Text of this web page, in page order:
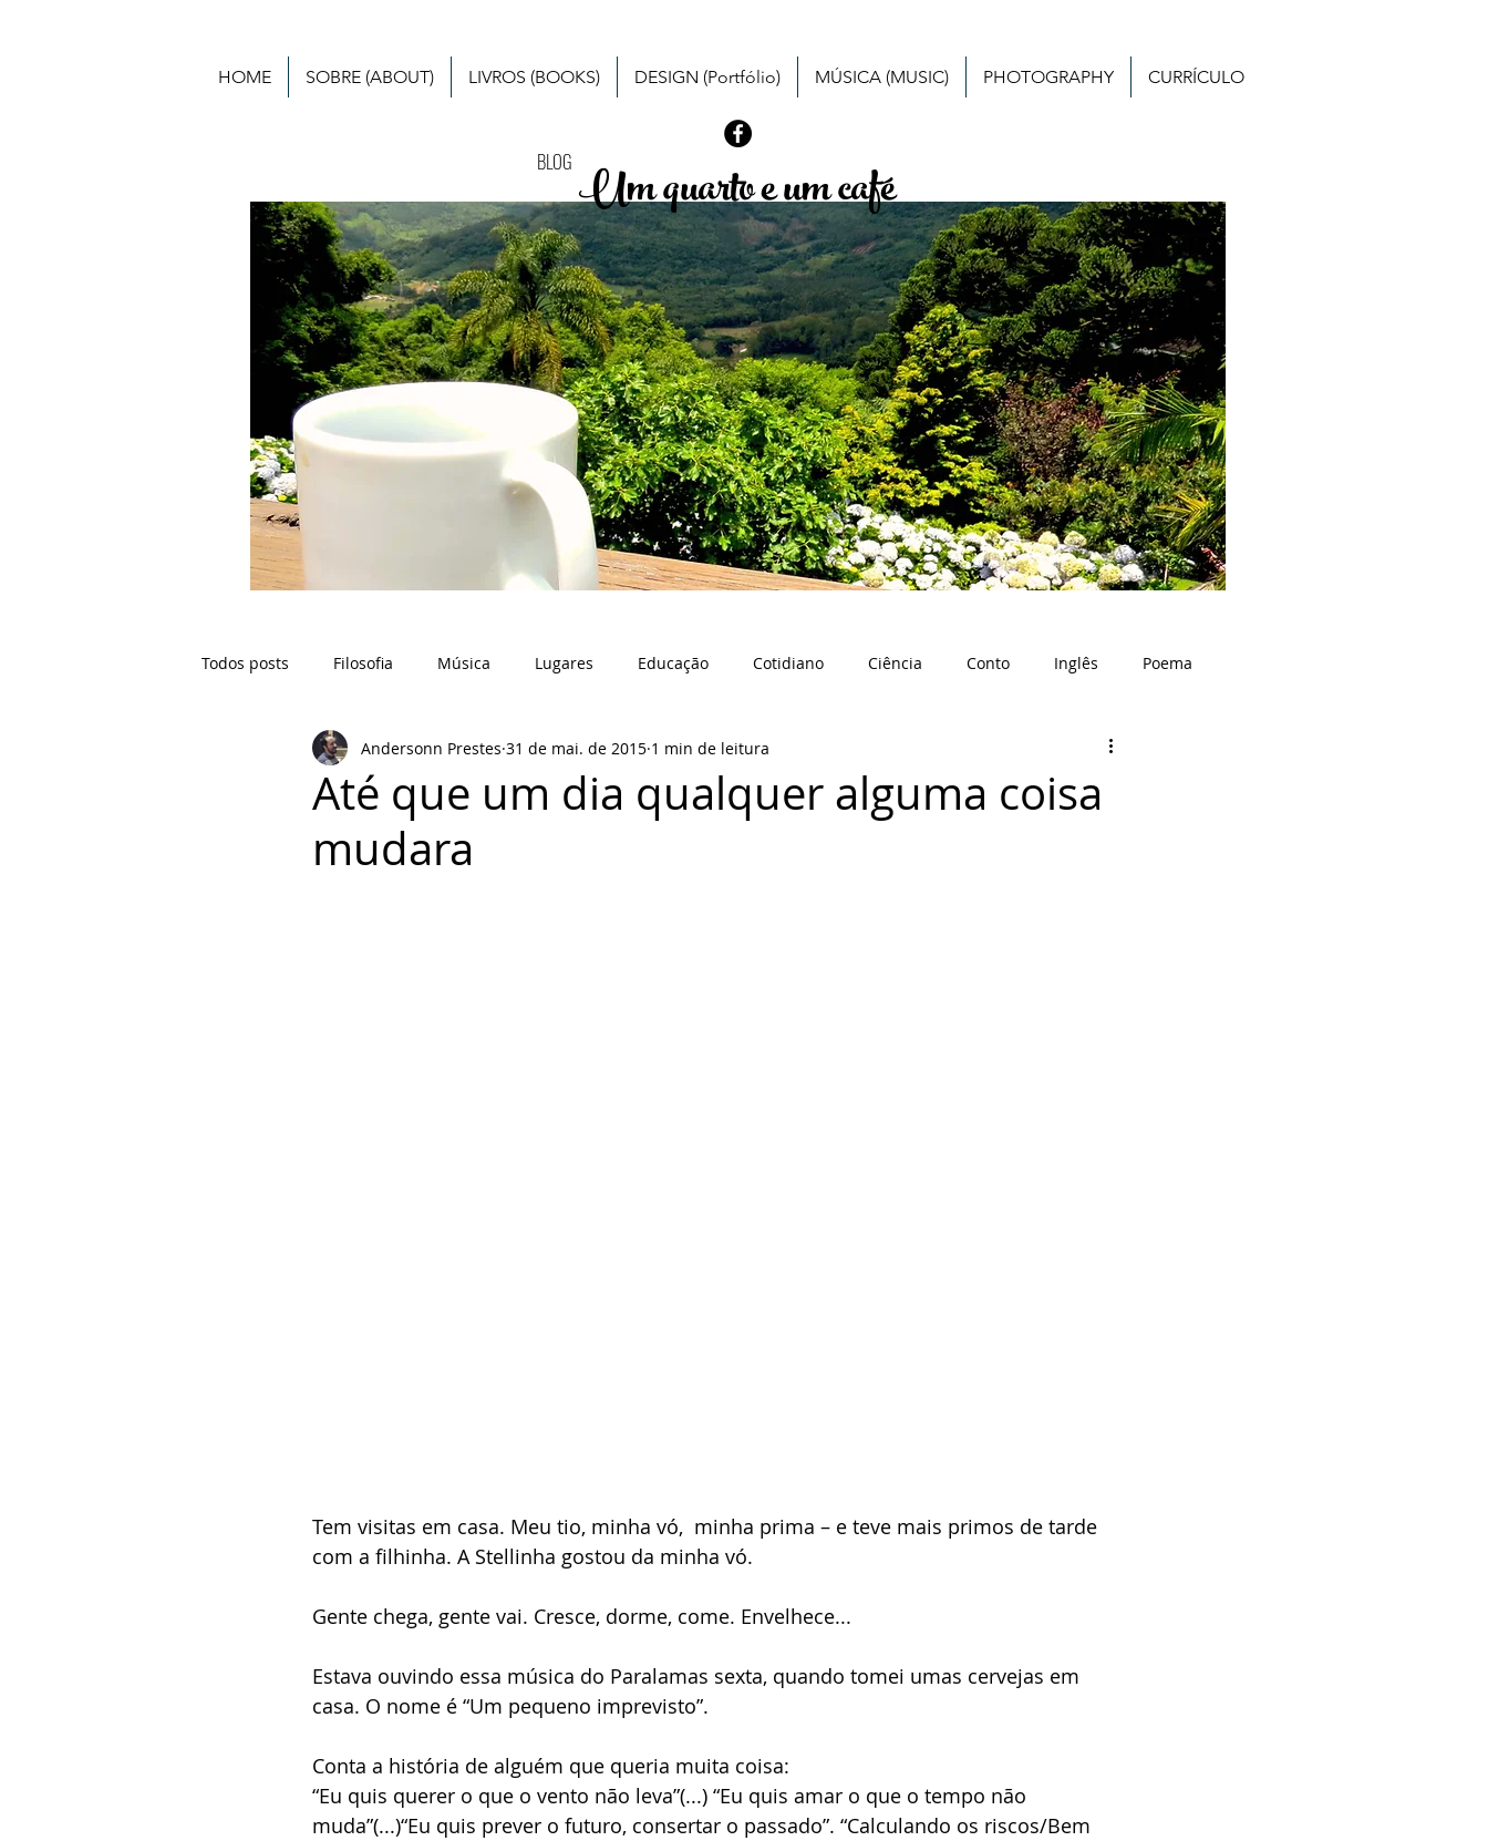
HOME SOBRE (ABOUT) LIVROS (BOOKS) DESIGN (Portfólio) MÚSICA (MUSIC) PHOTOGRAPHY CURRÍCULO
Um quarto e um café
BLOG
Todos posts Filosofia Música Lugares Educação Cotidiano Ciência Conto Inglês Poema
Até que um dia qualquer alguma coisa
mudara
Andersonn Prestes 31 de mai. de 2015 1 min de leitura
Tem visitas em casa. Meu tio, minha vó,  minha prima – e teve mais primos de tarde
com a filhinha. A Stellinha gostou da minha vó.
Gente chega, gente vai. Cresce, dorme, come. Envelhece...
Estava ouvindo essa música do Paralamas sexta, quando tomei umas cervejas em
casa. O nome é “Um pequeno imprevisto”.
Conta a história de alguém que queria muita coisa:
“Eu quis querer o que o vento não leva”(...) “Eu quis amar o que o tempo não
muda”(...)“Eu quis prever o futuro, consertar o passado”. “Calculando os riscos/Bem